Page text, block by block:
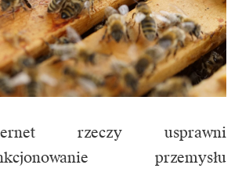
rzeczy usprawni
przemysłu